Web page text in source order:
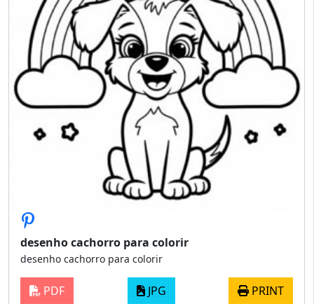
desenho cachorro para colorir
desenho cachorro para colorir
PDF JPG PRINT